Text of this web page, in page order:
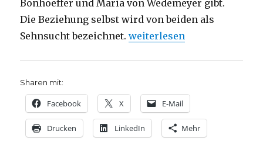
Bonhoeffer und Maria von Wedemeyer gibt.
Die Beziehung selbst wird von beiden als
Sehnsucht bezeichnet.„Bücher zum Hören und
weiterlesen
Sharen mit:
Facebook X E-Mail
Drucken LinkedIn Mehr